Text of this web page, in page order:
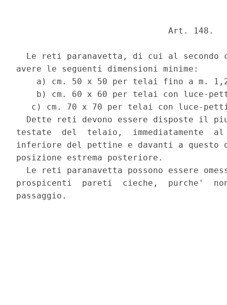
                              Art. 148.
Le reti paranavetta, di cui al secondo
avere le seguenti dimensioni minime:
a) cm. 50 x 50 per telai fino a m.
b) cm. 60 x 60 per telai con luce-
c) cm. 70 x 70 per telai con luce-
Dette reti devono essere disposte il
testate  del  telaio,  immediatamente
inferiore del pettine e davanti a questo
posizione estrema posteriore.
Le reti paranavetta possono essere
prospicenti  pareti  cieche,  purche'